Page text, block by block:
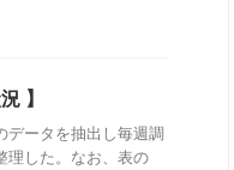
】
データを抽出し毎週調
理した。なお、表の